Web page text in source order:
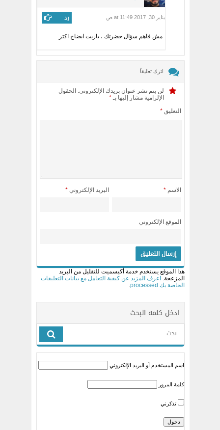
يناير 30, 2017 at 11:49 ص رد
مش فاهم سؤال حضرتك ، ياريت ايضاح اكتر
اترك تعليقاً
لن يتم نشر عنوان بريدك الإلكتروني. الحقول
الإلزامية مشار إليها بـ *
التعليق *
الاسم * البريد الإلكتروني *
الموقع الإلكتروني
هذا الموقع يستخدم خدمة أكيسميت للتقليل من البريد
المزعجة. اعرف المزيد عن كيفية التعامل مع بيانات التعليقات
الخاصة بك processed
ادخل كلمه البحث
اسم المستخدم أو البريد الإلكتروني
كلمة المرور
تذكرني